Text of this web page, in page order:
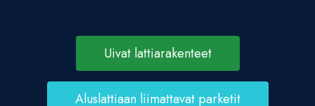
Uivat lattiarakenteet
Aluslattiaan liimattavat parketit